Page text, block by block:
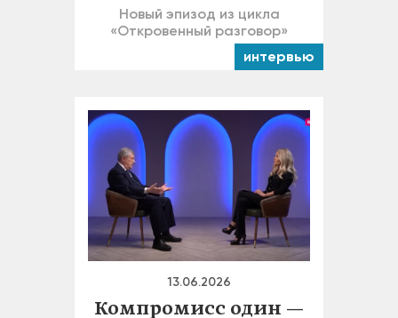
Новый эпизод из цикла
«Откровенный разговор»
интервью
13.06.2026
Компромисс один —